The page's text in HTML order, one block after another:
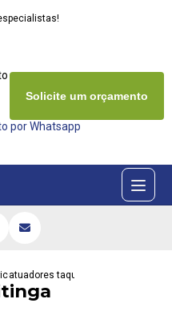
agora mesmo
por Whatsapp
Solicite um orçamento
rotativo
atuadores taquaritinga